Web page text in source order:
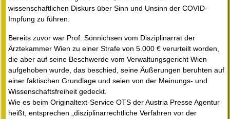
wissenschaftlichen Diskurs über Sinn und Unsinn der COVID-
Impfung zu führen.
Bereits zuvor war Prof. Sönnichsen vom Disziplinarrat der
Ärztekammer Wien zu einer Strafe von 5.000 € verurteilt worden,
die aber auf seine Beschwerde vom Verwaltungsgericht Wien
aufgehoben wurde, das beschied, seine Äußerungen beruhten auf
einer faktischen Grundlage und seien von der Meinungs- und
Wissenschaftsfreiheit gedeckt.
Wie es beim Originaltext-Service OTS der Austria Presse Agentur
heißt, entsprechen „disziplinarrechtliche Verfahren vor der